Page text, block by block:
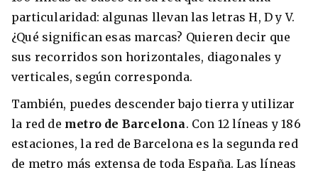
particularidad: algunas llevan las letras H, D y V.
¿Qué significan esas marcas? Quieren decir que
sus recorridos son horizontales, diagonales y
verticales, según corresponda.
También, puedes descender bajo tierra y utilizar
la red de metro de Barcelona. Con 12 líneas y 186
estaciones, la red de Barcelona es la segunda red
de metro más extensa de toda España. Las líneas